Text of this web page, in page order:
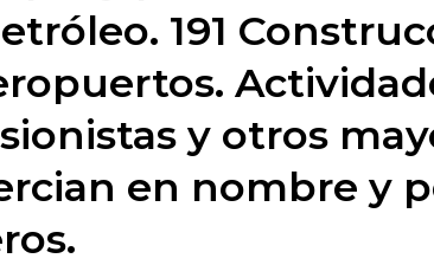
191
y otros
en nombre y